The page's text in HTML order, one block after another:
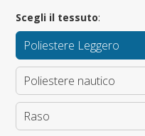
Scegli il tessuto:
Poliestere Leggero
Poliestere nautico
Raso